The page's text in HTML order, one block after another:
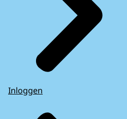
Inloggen